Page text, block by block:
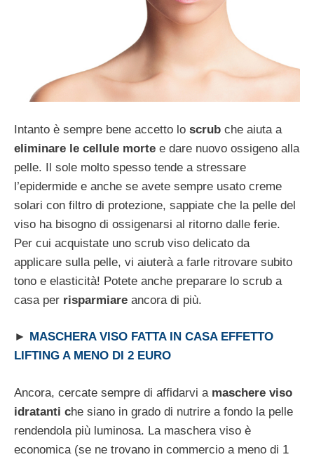
Intanto è sempre bene accetto lo scrub che aiuta a
eliminare le cellule morte e dare nuovo ossigeno alla
pelle. Il sole molto spesso tende a stressare
l’epidermide e anche se avete sempre usato creme
solari con filtro di protezione, sappiate che la pelle del
viso ha bisogno di ossigenarsi al ritorno dalle ferie.
Per cui acquistate uno scrub viso delicato da
applicare sulla pelle, vi aiuterà a farle ritrovare subito
tono e elasticità! Potete anche preparare lo scrub a
casa per risparmiare ancora di più.
► MASCHERA VISO FATTA IN CASA EFFETTO
LIFTING A MENO DI 2 EURO
Ancora, cercate sempre di affidarvi a maschere viso
idratanti che siano in grado di nutrire a fondo la pelle
rendendola più luminosa. La maschera viso è
economica (se ne trovano in commercio a meno di 1